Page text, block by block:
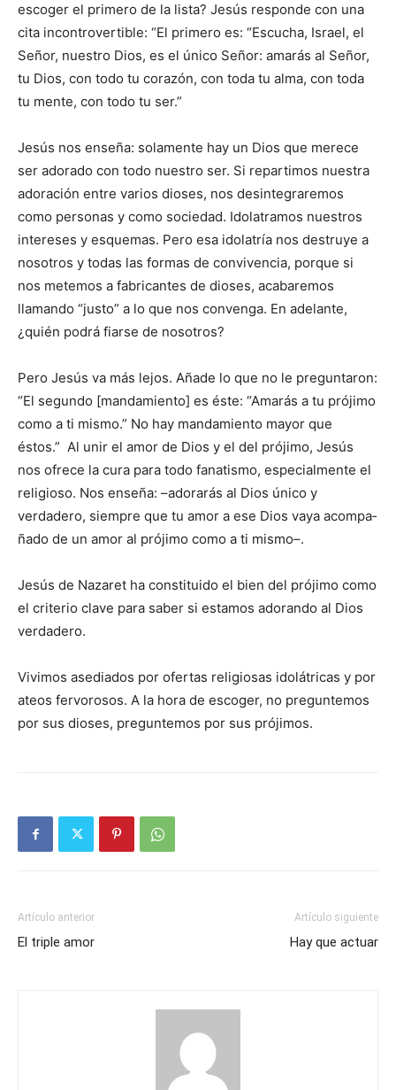
escoger el pri­mero de la lista? Jesús responde con una
cita incontrovertible: “El primero es: “Escucha, Israel, el
Señor, nuestro Dios, es el úni­co Señor: amarás al Señor,
tu Dios, con todo tu corazón, con toda tu alma, con toda
tu mente, con todo tu ser.”
Jesús nos enseña: solamente hay un Dios que merece
ser adorado con todo nuestro ser. Si repartimos nuestra
adoración entre varios dioses, nos desintegraremos
como personas y como sociedad. Idolatramos nuestros
intereses y esquemas. Pero esa idolatría nos destruye a
nosotros y todas las formas de convivencia, porque si
nos me­temos a fabricantes de dioses, acabaremos
llamando “justo” a lo que nos convenga. En adelante,
¿quién podrá fiarse de nosotros?
Pero Jesús va más lejos. Añade lo que no le preguntaron:
“El segundo [mandamiento] es éste: “Amarás a tu prójimo
como a ti mismo.” No hay mandamiento mayor que
éstos.” Al unir el amor de Dios y el del prójimo, Jesús
nos ofrece la cura para todo fanatismo, especialmente el
religioso. Nos enseña: –adorarás al Dios único y
verdadero, siempre que tu amor a ese Dios vaya acompa­
ñado de un amor al prójimo como a ti mismo–.
Jesús de Nazaret ha consti­tuido el bien del prójimo como
el criterio clave para saber si estamos adorando al Dios
verda­dero.
Vivimos asediados por ofertas religiosas idolátricas y por
ateos fervorosos. A la hora de escoger, no preguntemos
por sus dioses, preguntemos por sus prójimos.
Artículo anterior
El triple amor
Artículo siguiente
Hay que actuar